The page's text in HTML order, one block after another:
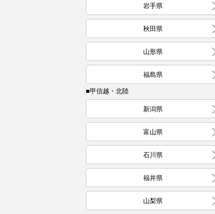
岩手県
秋田県
山形県
福島県
■甲信越・北陸
新潟県
富山県
石川県
福井県
山梨県